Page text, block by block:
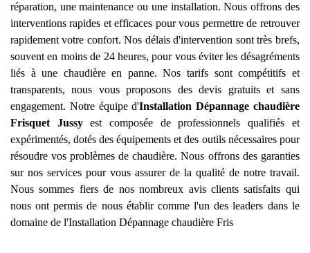
réparation, une maintenance ou une installation. Nous offrons des
interventions rapides et efficaces pour vous permettre de retrouver
rapidement votre confort. Nos délais d'intervention sont très brefs,
souvent en moins de 24 heures, pour vous éviter les désagréments
liés à une chaudière en panne. Nos tarifs sont compétitifs et
transparents, nous vous proposons des devis gratuits et sans
engagement. Notre équipe d'Installation Dépannage chaudière
Frisquet
Jussyest composée de professionnels qualifiés et
expérimentés, dotés des équipements et des outils nécessaires pour
résoudre vos problèmes de chaudière. Nous offrons des garanties
sur nos services pour vous assurer de la qualité de notre travail.
Nous sommes fiers de nos nombreux avis clients satisfaits qui
nous ont permis de nous établir comme l'un des leaders dans le
domaine de l'Installation Dépannage chaudière Fris